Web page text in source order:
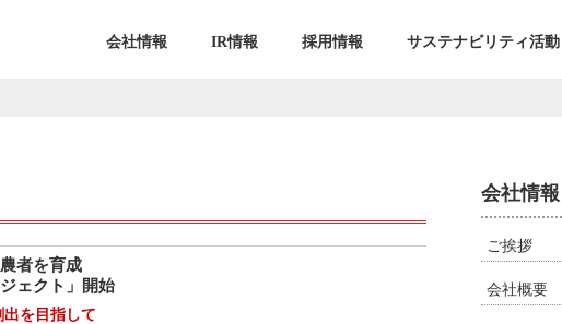
会社情報 IR情報 採用情報 サステナビリティ活動
者を育成
ェクト」開始
を目指して
会社情報
ご挨拶
会社概要